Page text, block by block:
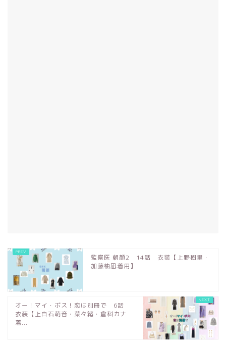
監察医 朝顔2 14話 衣装【上野樹里・
加藤柚凪着用】
オー！マイ・ボス！恋は別冊で 6話
衣装【上白石萌音・菜々緒・倉科カナ
着...